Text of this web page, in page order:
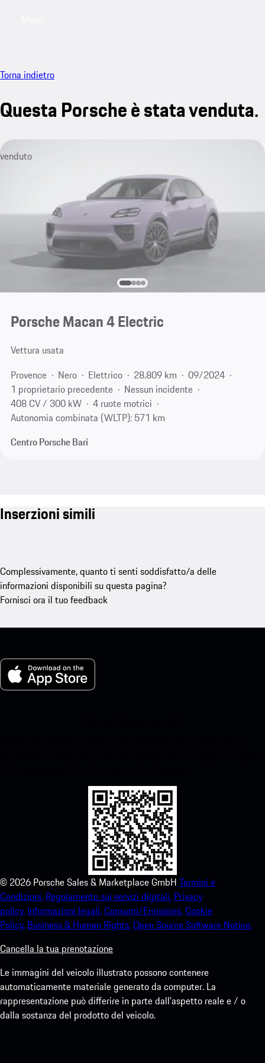
Torna indietro
Questa Porsche è stata venduta.
venduto
Porsche Macan 4 Electric
Vettura usata
Provence
Nero Elettrico 28.809 km
09/2024
1 proprietario precedente
Nessun incidente
408 CV / 300 kW
4 ruote motrici
Autonomia combinata (WLTP): 571 km
Centro Porsche Bari
Inserzioni simili
Complessivamente, quanto ti senti soddisfatto/a delle
informazioni disponibili su questa pagina?
Fornisci ora il tuo feedback
© 2026 Porsche Sales & Marketplace GmbH Termini e
Condizioni. Regolamento sui servizi digitali. Privacy
policy. Informazioni legali.Consumi/Emissioni.Cookie
Policy. Business & Human Rights.Open Source Software Notice.
Cancella la tua prenotazione
Le immagini del veicolo illustrato possono contenere
automaticamente materiale generato da computer. La
rappresentazione può differire in parte dall'aspetto reale e / o
dalla sostanza del prodotto del veicolo.